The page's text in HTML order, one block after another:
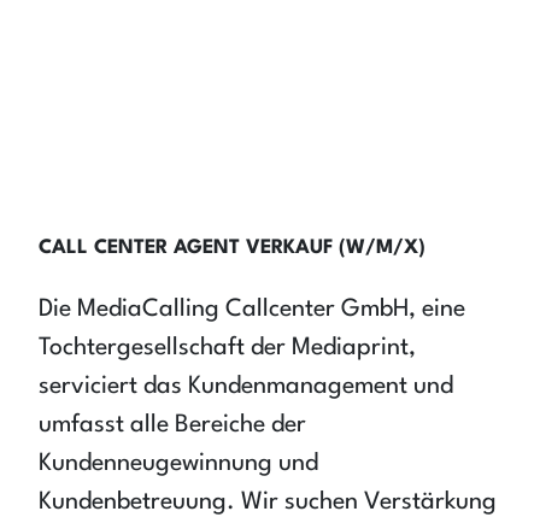
CALL CENTER AGENT VERKAUF (W/M/X)
Die MediaCalling Callcenter GmbH, eine
Tochtergesellschaft der Mediaprint,
serviciert das Kundenmanagement und
umfasst alle Bereiche der
Kundenneugewinnung und
Kundenbetreuung. Wir suchen Verstärkung